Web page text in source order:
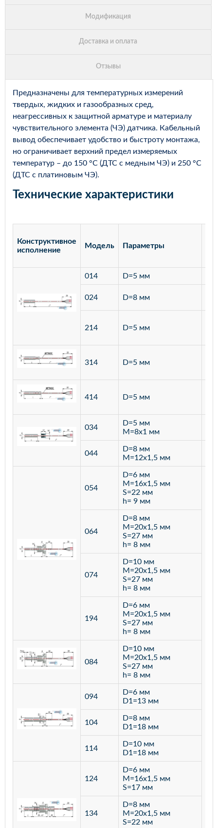
Предназначены для температурных измерений
твердых, жидких и газообразных сред,
неагрессивных к защитной арматуре и материалу
чувствительного элемента (ЧЭ) датчика. Кабельный
вывод обеспечивает удобство и быстроту монтажа,
но ограничивает верхний предел измеряемых
температур – до 150 °С (ДТС с медным ЧЭ) и 250 °С
(ДТС с платиновым ЧЭ).
Технические характеристики
Конструктивное
исполнение
Модель Параметры
014 D=5 мм
024 D=8 мм
214 D=5 мм
314 D=5 мм
414 D=5 мм
034
D=5 мм
M=8х1 мм
044
D=8 мм
M=12х1,5 мм
054
D=6 мм
M=16х1,5 мм
S=22 мм
h= 9 мм
064
D=8 мм
M=20х1,5 мм
S=27 мм
h= 8 мм
074
D=10 мм
M=20х1,5 мм
S=27 мм
h= 8 мм
194
D=6 мм
M=20х1,5 мм
S=27 мм
h= 8 мм
084
D=10 мм
M=20х1,5 мм
S=27 мм
h= 8 мм
094
D=6 мм
D1=13 мм
104
D=8 мм
D1=18 мм
114
D=10 мм
D1=18 мм
124
D=6 мм
M=16х1,5 мм
S=17 мм
134
D=8 мм
M=20х1,5 мм
S=22 мм